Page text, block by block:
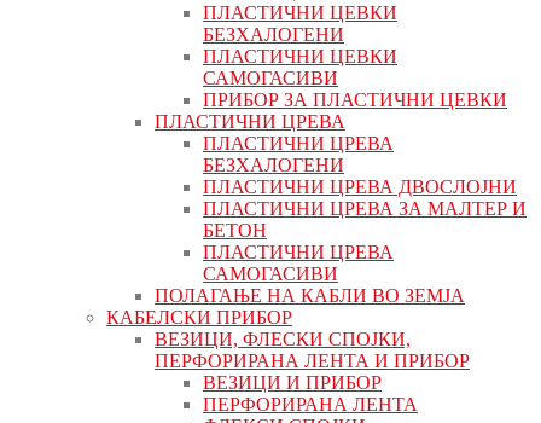
ПЛАСТИЧНИ ЦЕВКИ
БЕЗХАЛОГЕНИ
ПЛАСТИЧНИ ЦЕВКИ
САМОГАСИВИ
ПРИБОР ЗА ПЛАСТИЧНИ ЦЕВКИ
ПЛАСТИЧНИ ЦРЕВА
ПЛАСТИЧНИ ЦРЕВА
БЕЗХАЛОГЕНИ
ПЛАСТИЧНИ ЦРЕВА ДВОСЛОЈНИ
ПЛАСТИЧНИ ЦРЕВА ЗА МАЛТЕР И
БЕТОН
ПЛАСТИЧНИ ЦРЕВА
САМОГАСИВИ
ПОЛАГАЊЕ НА КАБЛИ ВО ЗЕМЈА
КАБЕЛСКИ ПРИБОР
ВЕЗИЦИ, ФЛЕСКИ СПОЈКИ,
ПЕРФОРИРАНА ЛЕНТА И ПРИБОР
ВЕЗИЦИ И ПРИБОР
ПЕРФОРИРАНА ЛЕНТА